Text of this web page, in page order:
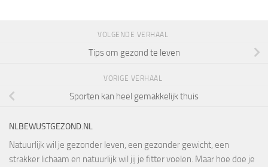
VOLGENDE VERHAAL
Tips om gezond te leven
VORIGE VERHAAL
Sporten kan heel gemakkelijk thuis
NLBEWUSTGEZOND.NL
Natuurlijk wil je gezonder leven, een gezonder gewicht, een
strakker lichaam en natuurlijk wil jij je fitter voelen. Maar hoe doe je